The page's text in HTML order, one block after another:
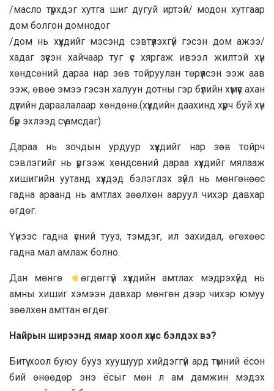
/масло түрхдэг хутга шиг дугуй иртэй/ модон хутгаар
дом болгон домнодог
/дом нь хүүхдийг мэсэнд сэвтүүлэхгүй гэсэн дом ажээ/
хадаг зүүсэн хайчаар туг үс хяргаж ивээл жилтэй хүн
хөндсөний дараа нар зөв тойруулан төрүүлсэн ээж аав
ээж, өвөө эмээ гэсэн халуун дотны гэр бүлийн хүмүүс ахан
дүүгийн дараалалаар хөндөнө.(хүүхдийн даахинд хүрч буй хүн
бүр эхлээд сүү амсдаг)
Дараа нь зочдын урдуур хүүхдийг нар зөв тойрч
сэвлэгийг нь үргээж хөндсөний дараа хүүхдийг мялааж
хишигийн уутанд хүүхдэд бэлэглэх зүйл нь мөнгөнөөс
гадна араанд нь амтлах зөөлхөн ааруул чихэр давхар
өгдөг.
Үүнээс гадна үсний тууз, тэмдэг, ил захидал, өгөхөөс
гадна мал амлаж болно.
Дан мөнгө
өгдөггүй хүүхдийн амтлах мэдрэхүйд нь
амны хишиг хэмээн давхар мөнгөн дээр чихэр юмуу
зөөлхөн амттан өгдөг.
Найрын ширээнд ямар хоол хүнс бэлдэх вэ?
Битүү хоол буюу бууз хуушуур хийдэггүй ард түмний ёсон
бий өнөөдөр энэ ёсыг мөн л ам дамжин мэдэх